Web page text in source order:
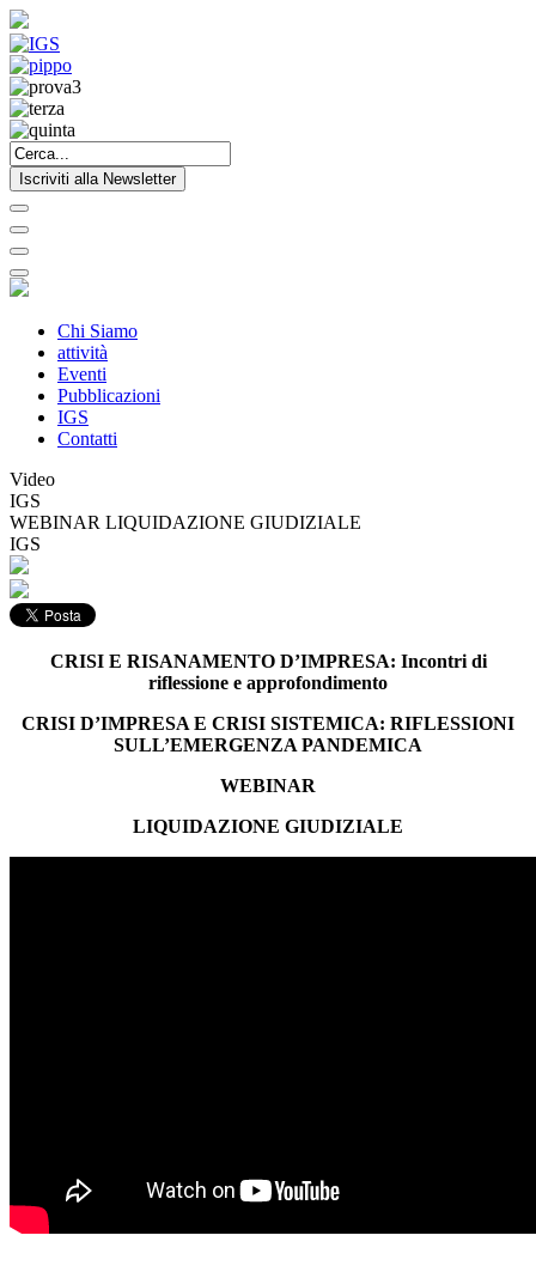
Iscriviti alla Newsletter
Chi Siamo
attività
Eventi
Pubblicazioni
IGS
Contatti
Video
IGS
WEBINAR LIQUIDAZIONE GIUDIZIALE
IGS
CRISI E RISANAMENTO D’IMPRESA: Incontri di
riflessione e approfondimento
CRISI D’IMPRESA E CRISI SISTEMICA: RIFLESSIONI
SULL’EMERGENZA PANDEMICA
WEBINAR
LIQUIDAZIONE GIUDIZIALE